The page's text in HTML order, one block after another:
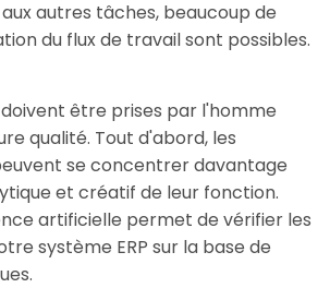
autres tâches, beaucoup de
du flux de travail sont possibles.
doivent être prises par l'homme
qualité. Tout d'abord, les
se concentrer davantage
et créatif de leur fonction.
artificielle permet de vérifier les
système ERP sur la base de